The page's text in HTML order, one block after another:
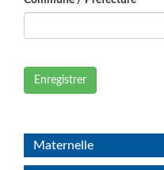
Enregistrer
Maternelle